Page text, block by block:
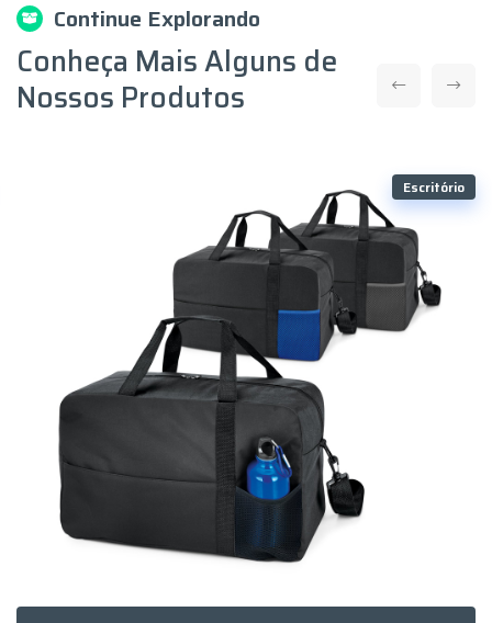
Continue Explorando
Conheça Mais Alguns de
Nossos Produtos
Escritório